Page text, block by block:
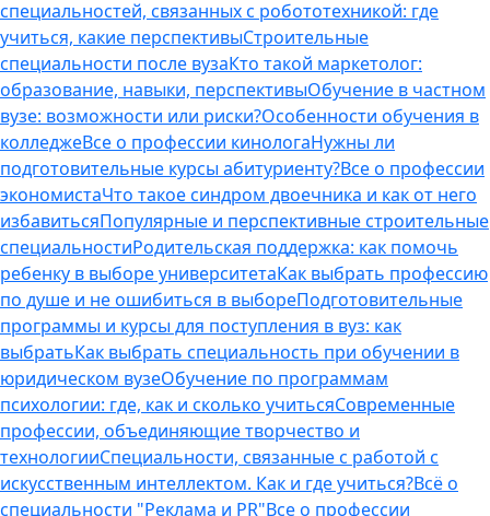
специальностей, связанных с робототехникой: где
учиться, какие перспективыСтроительные
специальности после вузаКто такой маркетолог:
образование, навыки, перспективыОбучение в частном
вузе: возможности или риски?Особенности обучения в
колледжеВсе о профессии кинологаНужны ли
подготовительные курсы абитуриенту?Все о профессии
экономистаЧто такое синдром двоечника и как от него
избавитьсяПопулярные и перспективные строительные
специальностиРодительская поддержка: как помочь
ребенку в выборе университетаКак выбрать профессию
по душе и не ошибиться в выбореПодготовительные
программы и курсы для поступления в вуз: как
выбратьКак выбрать специальность при обучении в
юридическом вузеОбучение по программам
психологии: где, как и сколько учитьсяСовременные
профессии, объединяющие творчество и
технологииСпециальности, связанные с работой с
искусственным интеллектом. Как и где учиться?Всё о
специальности "Реклама и PR"Все о профессии